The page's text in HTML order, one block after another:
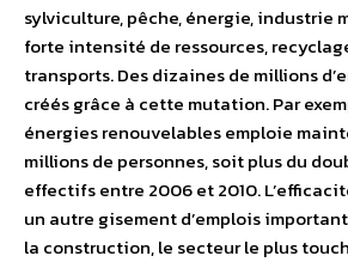
sylviculture, pêche, énergie, industrie
forte intensité de ressources,
transports. Des dizaines de millions
créés grâce à cette mutation. Par
énergies renouvelables emploie
millions de personnes, soit plus du
effectifs entre 2006 et 2010.
un autre gisement d’emplois
la construction, le secteur le plus